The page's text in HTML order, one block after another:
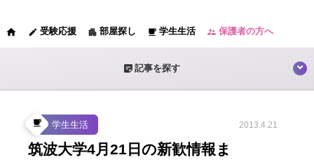
home edit 受験応援 apartment 部屋探し local_cafe 学生生活 supervisor_account 保護者の方へ
sticky_note_2 記事を探す
local_cafe 学生生活 2013.4.21
筑波大学4月21日の新歓情報ま